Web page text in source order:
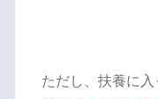
ただし、扶養に